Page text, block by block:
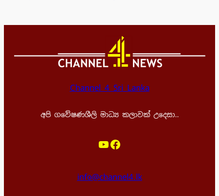
Channel 4 Sri Lanka
අපි ගවේෂණශීලි මාධ්‍ය කලාවක් උදෙසා..
YouTube Facebook
info@channel4.lk